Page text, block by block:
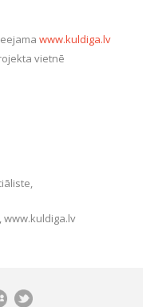
www.kuldiga.lv
vietnē
www.kuldiga.lv